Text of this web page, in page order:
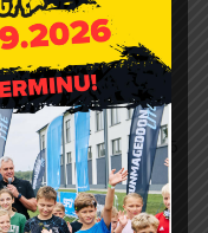
do gry wracają
na spotkanie
Piastem. Czarni
stratą 2 punktów
Ruda to zajmują 5
punkty. Do […]